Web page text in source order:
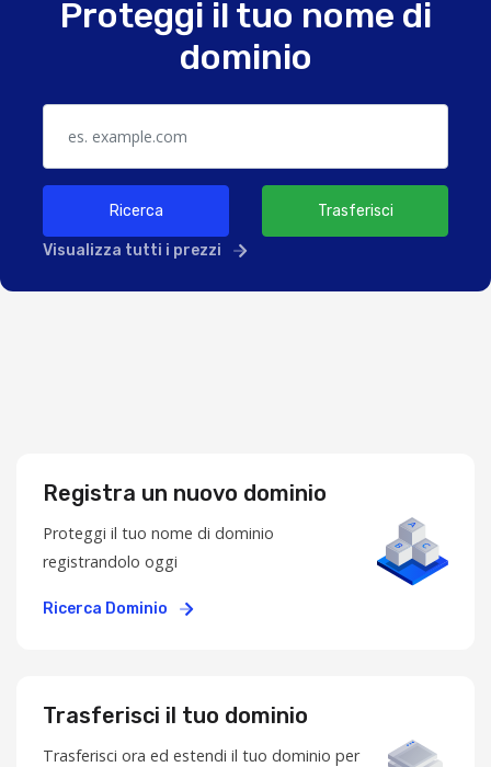
Proteggi il tuo nome di
dominio
Ricerca Trasferisci
Visualizza tutti i prezzi
Registra un nuovo dominio
Proteggi il tuo nome di dominio
registrandolo oggi
Ricerca Dominio
Trasferisci il tuo dominio
Trasferisci ora ed estendi il tuo dominio per